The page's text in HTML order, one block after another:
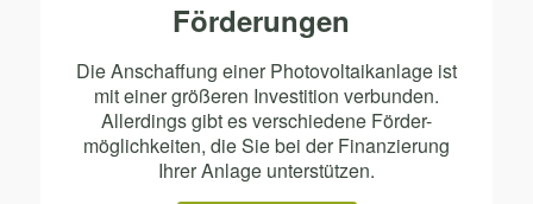
Förderungen
Die Anschaffung einer Photovoltaikanlage ist
mit einer größeren Investition verbunden.
Allerdings gibt es verschiedene Förder-
möglichkeiten, die Sie bei der Finanzierung
Ihrer Anlage unterstützen.